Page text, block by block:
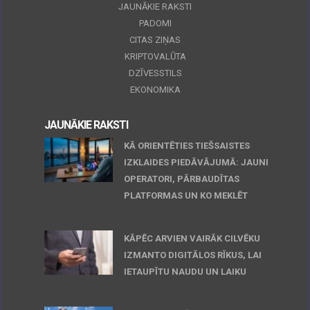
JAUNĀKIE RAKSTI
PADOMI
CITAS ZIŅAS
KRIPTOVALŪTA
DZĪVESSTILS
EKONOMIKA
JAUNĀKIE RAKSTI
KĀ ORIENTĒTIES TIEŠSAISTES
IZKLAIDES PIEDĀVĀJUMĀ: JAUNI
OPERATORI, PĀRBAUDĪTAS
PLATFORMAS UN KO MEKLĒT
KĀPĒC ARVIEN VAIRĀK CILVĒKU
IZMANTO DIGITĀLOS RĪKUS, LAI
IETAUPĪTU NAUDU UN LAIKU